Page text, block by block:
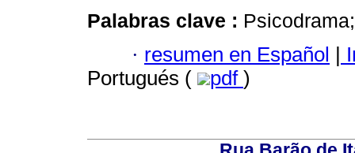
Palabras clave :
· resumen en Español |
Portugués (
pdf )